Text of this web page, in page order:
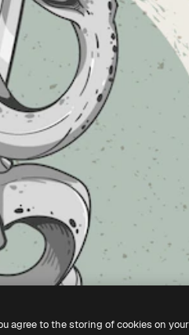
agree to the storing of cookies on